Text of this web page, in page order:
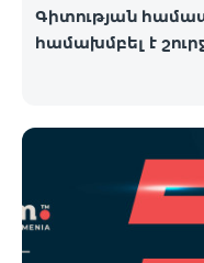
Գիտության
համախմբել է